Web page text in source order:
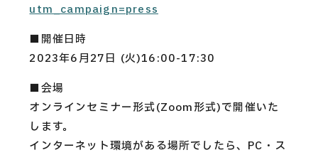
utm_campaign=press
■開催日時
2023年6月27日 (火)16:00-17:30
■会場
オンラインセミナー形式(Zoom形式)で開催いた
します。
インターネット環境がある場所でしたら、PC・ス